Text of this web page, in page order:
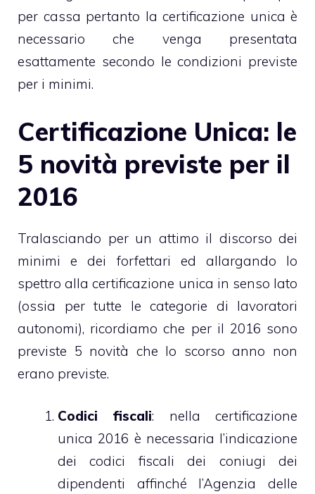
per cassa pertanto la certificazione unica è
necessario che venga presentata
esattamente secondo le condizioni previste
per i minimi.
Certificazione Unica: le
5 novità previste per il
2016
Tralasciando per un attimo il discorso dei
minimi e dei forfettari ed allargando lo
spettro alla certificazione unica in senso lato
(ossia per tutte le categorie di lavoratori
autonomi), ricordiamo che per il 2016 sono
previste 5 novità che lo scorso anno non
erano previste.
Codici fiscali: nella certificazione
unica 2016 è necessaria l’indicazione
dei codici fiscali dei coniugi dei
dipendenti affinché l’Agenzia delle